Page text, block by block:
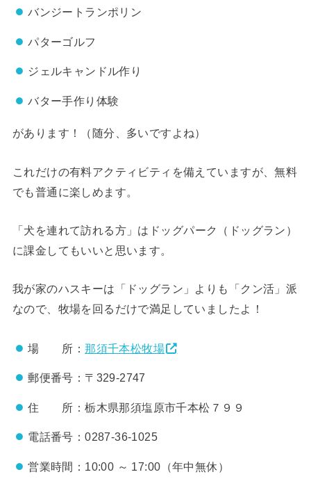
バンジートランポリン
パターゴルフ
ジェルキャンドル作り
バター手作り体験
があります！（随分、多いですよね）
これだけの有料アクティビティを備えていますが、無料
でも普通に楽しめます。
「犬を連れて訪れる方」は ドッグパーク（ドッグラン）
に課金してもいいと思います。
我が家のハスキーは「ドッグラン」よりも「クン活」派
なので、牧場を回るだけで満足していましたよ！
場 所：那須千本松牧場
郵便番号：〒329-2747
住 所：栃木県那須塩原市千本松７９９
電話番号：0287-36-1025
営業時間：10:00 ～ 17:00（年中無休）